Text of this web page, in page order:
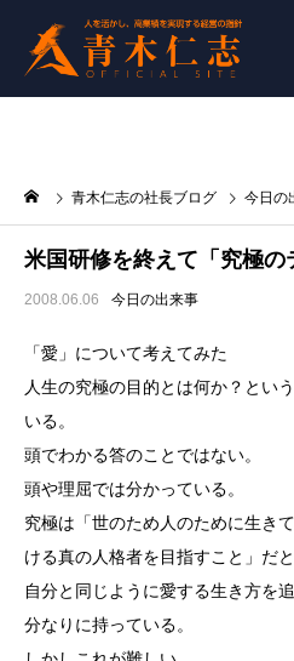
青木仁志の社長ブログ 今日の
米国研修を終えて「究極の
2008.06.06 今日の出来事
「愛」について考えてみた
人生の究極の目的とは何か？とい
いる。
頭でわかる答のことではない。
頭や理屈では分かっている。
究極は「世のため人のために生き
ける真の人格者を目指すこと」だ
自分と同じように愛する生き方を
分なりに持っている。